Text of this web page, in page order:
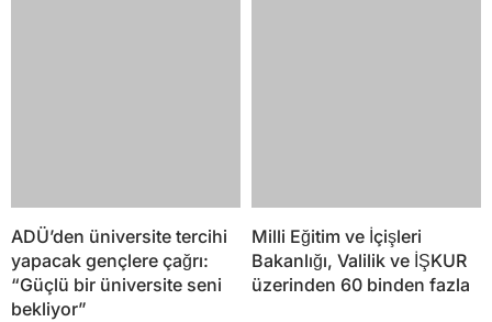
ADÜ’den üniversite tercihi
yapacak gençlere çağrı:
“Güçlü bir üniversite seni
bekliyor”
Milli Eğitim ve İçişleri
Bakanlığı, Valilik ve İŞKUR
üzerinden 60 binden fazla